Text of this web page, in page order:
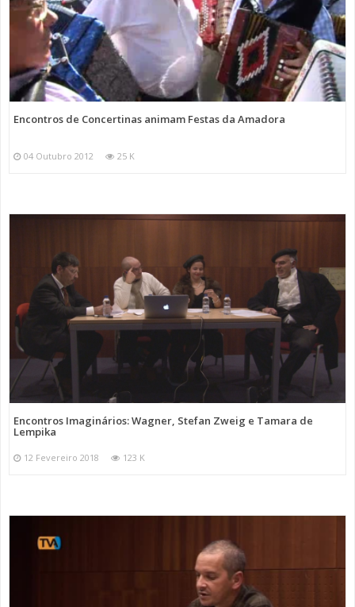
Encontros de Concertinas animam Festas da Amadora
04 Outubro 2012 25 K
Encontros Imaginários: Wagner, Stefan Zweig e Tamara de
Lempika
12 Fevereiro 2018 123 K